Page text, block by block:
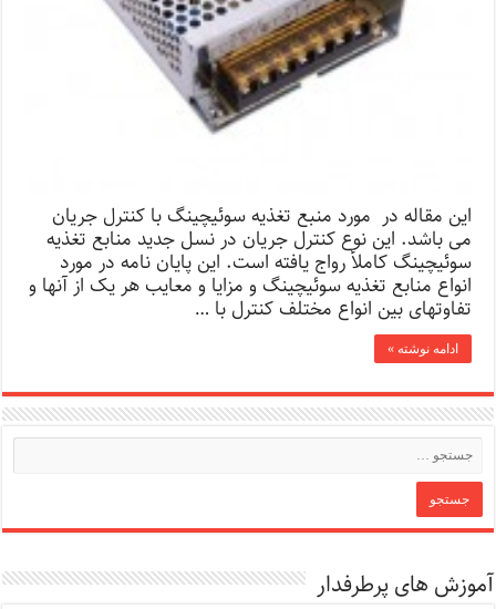
این مقاله در مورد منبع تغذیه سوئیچینگ با کنترل جریان
می باشد. این نوع کنترل جریان در نسل جدید منابع تغذیه
سوئیچینگ کاملأ رواج یافته است. این پایان نامه در مورد
انواع منابع تغذیه سوئیچینگ و مزایا و معایب هر یک از آنها و
تفاوتهای بین انواع مختلف کنترل با …
ادامه نوشته »
آموزش های پرطرفدار